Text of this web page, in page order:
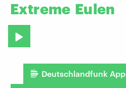
Extreme Eulen
Deutschlandfunk App